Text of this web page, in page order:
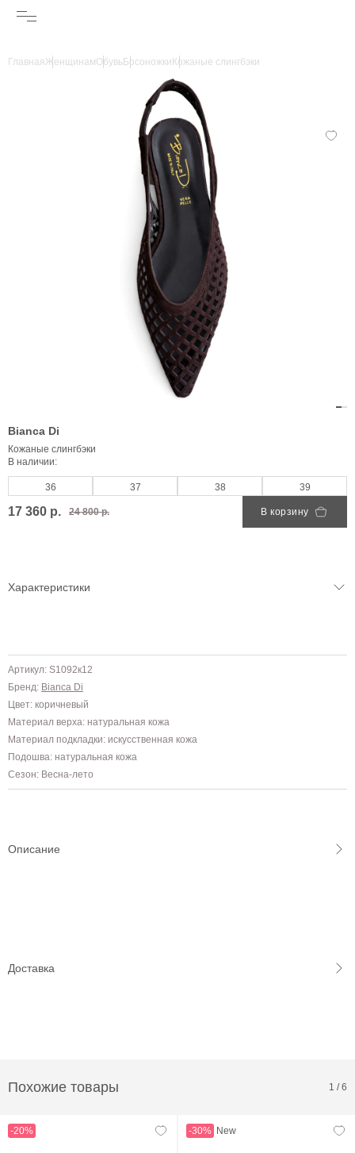
ГлавнаяЖенщинамОбувьБосоножки Кожаные слингбэки
Bianca Di
Кожаные слингбэки
В наличии:
36 37 38 39
17 360 р. 24 800 р. В корзину
Характеристики
Артикул: S1092к12
Бренд: Bianca Di
Цвет: коричневый
Материал верха: натуральная кожа
Материал подкладки: искусственная кожа
Подошва: натуральная кожа
Сезон: Весна-лето
Описание
Доставка
Похожие товары 1 /6
-20% -30% New